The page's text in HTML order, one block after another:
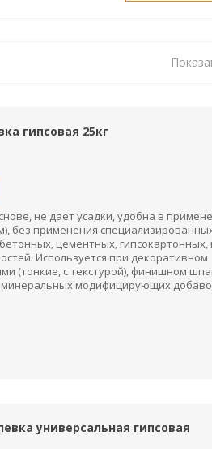
гипсовая 25кг
не дает усадки, удобна в
без применения
цементных, гипсокартонных,
Используется при декоративном
(тонкие, с текстурой), финишном
минеральных модифицирующих
универсальная гипсовая